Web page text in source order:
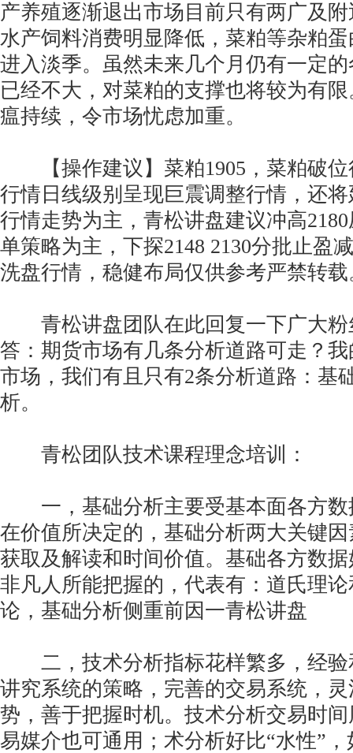
产养殖逐渐退出市场目前只有两广及
水产饲料消费明显降低，菜粕等杂粕
进入淡季。虽然未来几个月仍有一定
已经不大，对菜粕的支撑也将较为有
瘟持续，令市场忧虑加重。
【操作建议】菜粕1905，菜粕破位
行情日线级别呈现巨震调整行情，还
行情走势为主，青松讲盘建议冲高
单策略为主，下探2148 2130分批止盈
洗盘行情，稳健布局仅供参考严禁转
青松讲盘团队在此回复一下广大粉
答：期货市场有几条分析道路可走？
市场，我们有且只有2条分析道路：基
析。
青松团队技术课程理念培训：
一，基础分析主要受基本面各方数
在价值所决定的，基础分析两大关键
获取及解读和时间价值。基础各方数
非凡人所能把握的，代表有：道氏理
论，基础分析侧重前因一青松讲盘
二，技术分析指标花样繁多，经验
讲究系统的策略，完善的交易系统，
势，善于把握时机。技术分析交易时
易媒介也可通用；术分析好比“水性”